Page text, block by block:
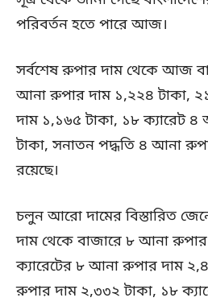
পরিবর্তন হতে পারে আজ।
সর্বশেষ রুপার দাম থেকে আজ
আনা রুপার দাম ১,২২৪ টাকা,
দাম ১,১৬৫ টাকা, ১৮ ক্যারেট
টাকা, সনাতন পদ্ধতি ৪ আনা
রয়েছে।
চলুন আরো দামের বিস্তারিত
দাম থেকে বাজারে ৮ আনা
ক্যারেটের ৮ আনা রুপার দাম
রুপার দাম ২,৩৩২ টাকা, ১৮